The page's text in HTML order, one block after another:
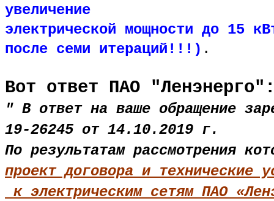
увеличение
электрической мощности до 15
после семи итераций!!!) .
Вот ответ ПАО
" В ответ на ваше обращение
19-26245 от 14.10.2019 г.
По результатам рассмотрения
проект договора и технические
к электрическим сетям ПАО